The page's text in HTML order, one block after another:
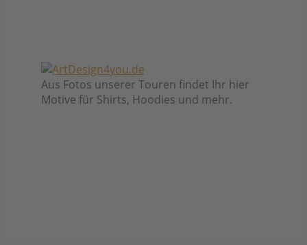
Aus Fotos unserer Touren findet Ihr hier
Motive für Shirts, Hoodies und mehr.